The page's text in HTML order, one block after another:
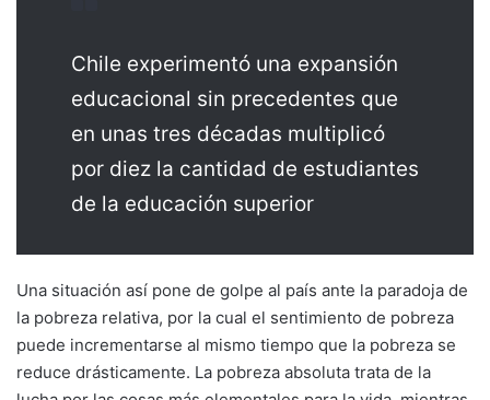
Chile experimentó una expansión
educacional sin precedentes que
en unas tres décadas multiplicó
por diez la cantidad de estudiantes
de la educación superior
Una situación así pone de golpe al país ante la paradoja de
la pobreza relativa, por la cual el sentimiento de pobreza
puede incrementarse al mismo tiempo que la pobreza se
reduce drásticamente. La pobreza absoluta trata de la